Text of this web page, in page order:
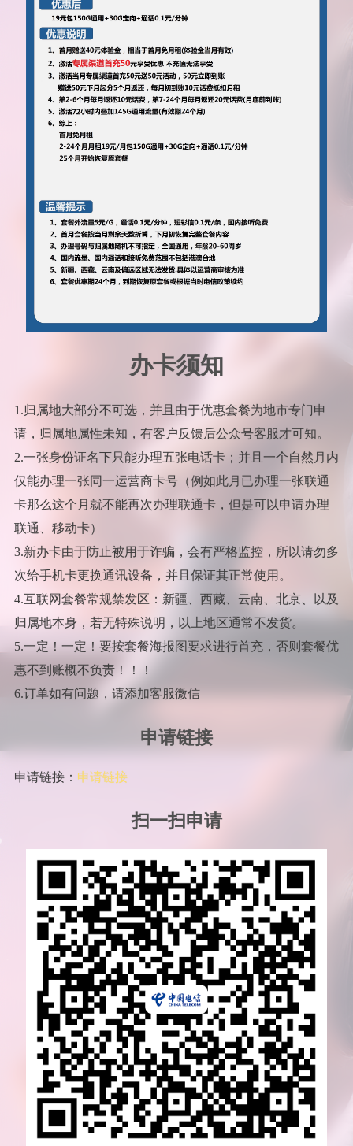
办卡须知
1.归属地大部分不可选，并且由于优惠套餐为地市专门申
请，归属地属性未知，有客户反馈后公众号客服才可知。
2.一张身份证名下只能办理五张电话卡；并且一个自然月内
仅能办理一张同一运营商卡号（例如此月已办理一张联通
卡那么这个月就不能再次办理联通卡，但是可以申请办理
联通、移动卡）
3.新办卡由于防止被用于诈骗，会有严格监控，所以请勿多
次给手机卡更换通讯设备，并且保证其正常使用。
4.互联网套餐常规禁发区：新疆、西藏、云南、北京、以及
归属地本身，若无特殊说明，以上地区通常不发货。
5.一定！一定！要按套餐海报图要求进行首充，否则套餐优
惠不到账概不负责！！！
6.订单如有问题，请添加客服微信
申请链接
申请链接： 申请链接
扫一扫申请